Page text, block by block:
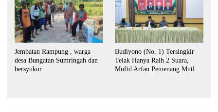
Jembatan Rampung , warga
desa Bungatan Sumringah dan
bersyukur.
Budiyono (No. 1) Tersingkir
Telak Hanya Raih 2 Suara,
Mufid Arfan Pemenang Mutlak